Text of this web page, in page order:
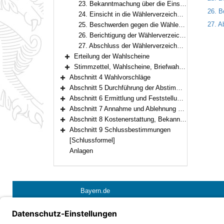
23. Bekanntmachung über die Einsicht in die Wählerverzeichnisse und die Erteilung von Wahlscheinen (§ 17)
24. Einsicht in die Wählerverzeichnisse, Melderegisterauskunft (Art. 12 Abs. 2, § 18)
25. Beschwerden gegen die Wählerverzeichnisse (Art. 12 Abs. 3, § 19)
26. Berichtigung der Wählerverzeichnisse (§ 20)
27. Abschluss der Wählerverzeichnisse (§ 21)
Bereich erweitern
Erteilung der Wahlscheine
Bereich erweitern
Stimmzettel, Wahlscheine, Briefwahlunterlagen
Bereich erweitern
Abschnitt 4 Wahlvorschläge
Bereich erweitern
Abschnitt 5 Durchführung der Abstimmung, Sicherung der Wahlfreiheit, Briefwahl
Bereich erweitern
Abschnitt 6 Ermittlung und Feststellung des Wahlergebnisses
Bereich erweitern
Abschnitt 7 Annahme und Ablehnung der Wahl
Bereich erweitern
Abschnitt 8 Kostenerstattung, Bekanntmachungen, Abstimmungsunterlagen, Statistik
Bereich erweitern
Abschnitt 9 Schlussbestimmungen
[Schlussformel]
Anlagen
26.
27.
Bayern.de